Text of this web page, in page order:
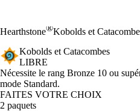
Hearthstone®Kobolds et
Kobolds et Catacombes
LIBRE
Product Notification
Nécessite le rang Bronze 10 ou
mode Standard.
FAITES VOTRE CHOIX
2 paquets